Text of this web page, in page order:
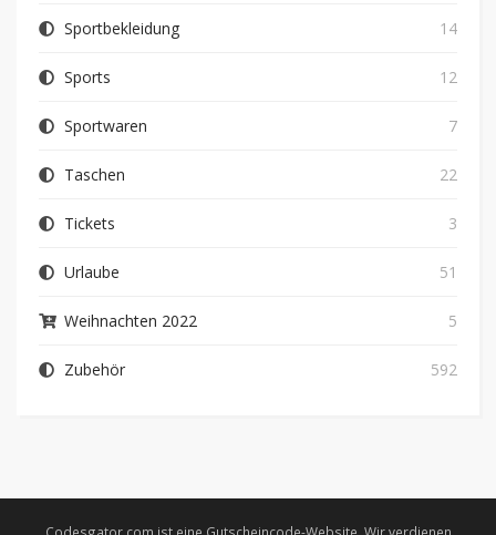
Sportbekleidung 14
Sports 12
Sportwaren 7
Taschen 22
Tickets 3
Urlaube 51
Weihnachten 2022 5
Zubehör 592